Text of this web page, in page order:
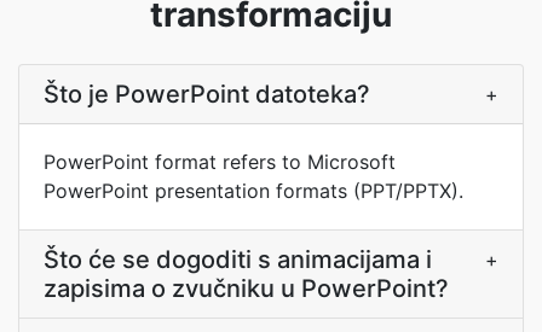
transformaciju
Što je PowerPoint datoteka? +
PowerPoint format refers to Microsoft
PowerPoint presentation formats (PPT/PPTX).
Što će se dogoditi s animacijama i
zapisima o zvučniku u PowerPoint?
+